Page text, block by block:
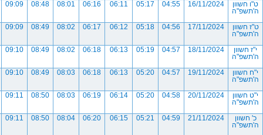
ט"ו חשוון
ה'תשפ"ה
16/11/2024
04:55
05:17
06:11
06:16
08:01
08:48
09:09
ט"ז חשוון
ה'תשפ"ה
17/11/2024
04:56
05:18
06:12
06:17
08:02
08:49
09:09
י"ז חשוון
ה'תשפ"ה
18/11/2024
04:57
05:19
06:13
06:18
08:02
08:49
09:10
י"ח חשוון
ה'תשפ"ה
19/11/2024
04:57
05:20
06:13
06:18
08:03
08:49
09:10
י"ט חשוון
ה'תשפ"ה
20/11/2024
04:58
05:20
06:14
06:19
08:03
08:50
09:11
כ' חשוון
ה'תשפ"ה
21/11/2024
04:59
05:21
06:15
06:20
08:04
08:50
09:11